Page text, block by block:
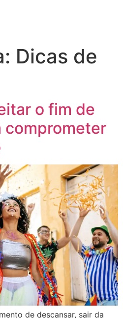
Dicas de
o fim de
comprometer
de descansar, sair da